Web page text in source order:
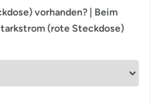
vorhanden? | Beim
(rote Steckdose)